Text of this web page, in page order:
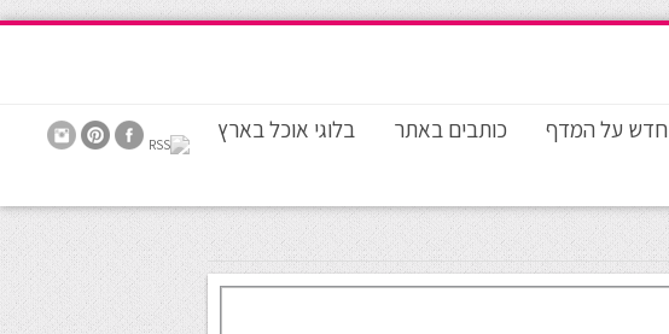
חדש על המדף כותבים באתר בלוגי אוכל בארץ